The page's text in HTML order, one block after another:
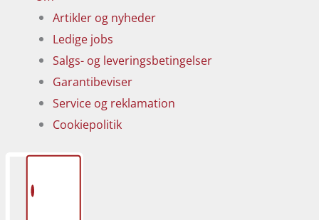
Artikler og nyheder
Ledige jobs
Salgs- og leveringsbetingelser
Garantibeviser
Service og reklamation
Cookiepolitik